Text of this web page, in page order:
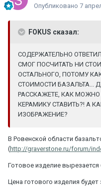
Опубликовано 7
FOKUS сказал:
СОДЕРЖАТЕЛЬНО
СМОГ ПОСЧИТАТЬ НИ
ОСТАЛЬНОГО, ПОТОМУ
СТОИМОСТИ БАЗАЛЬТА...
РАССКАЖЕТЕ, КАК МОЖНО
КЕРАМИКУ СТАВИТЬ?! А
ИЗОБРАЖЕНИЕ?
В Ровенской области
(http://graverstone.ru/forum/
Готовое изделие вырезается
Цена готового изделия